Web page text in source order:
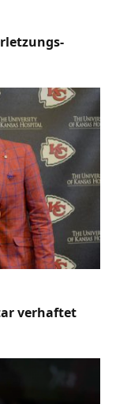
verhaftet